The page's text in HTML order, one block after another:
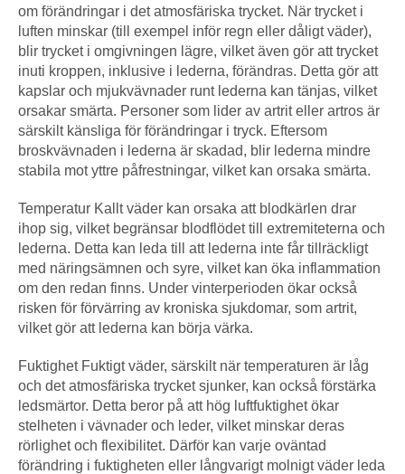
om förändringar i det atmosfäriska trycket. När trycket i
luften minskar (till exempel inför regn eller dåligt väder),
blir trycket i omgivningen lägre, vilket även gör att trycket
inuti kroppen, inklusive i lederna, förändras. Detta gör att
kapslar och mjukvävnader runt lederna kan tänjas, vilket
orsakar smärta. Personer som lider av artrit eller artros är
särskilt känsliga för förändringar i tryck. Eftersom
broskvävnaden i lederna är skadad, blir lederna mindre
stabila mot yttre påfrestningar, vilket kan orsaka smärta.
Temperatur Kallt väder kan orsaka att blodkärlen drar
ihop sig, vilket begränsar blodflödet till extremiteterna och
lederna. Detta kan leda till att lederna inte får tillräckligt
med näringsämnen och syre, vilket kan öka inflammation
om den redan finns. Under vinterperioden ökar också
risken för förvärring av kroniska sjukdomar, som artrit,
vilket gör att lederna kan börja värka.
Fuktighet Fuktigt väder, särskilt när temperaturen är låg
och det atmosfäriska trycket sjunker, kan också förstärka
ledsmärtor. Detta beror på att hög luftfuktighet ökar
stelheten i vävnader och leder, vilket minskar deras
rörlighet och flexibilitet. Därför kan varje oväntad
förändring i fuktigheten eller långvarigt molnigt väder leda